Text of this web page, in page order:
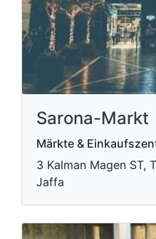
Sarona-Markt
Märkte &
3 Kalman Magen ST,
Jaffa